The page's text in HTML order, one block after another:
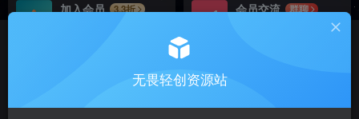
加入会员
3.3折
会员交流
群聊
推广返佣高达70%无畏轻创资源站